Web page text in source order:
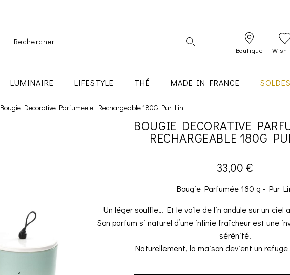
Boutique
LUMINAIRE LIFESTYLE THÉ MADE IN FRANCE SOLDES
Bougie Decorative Parfumee et Rechargeable 180G Pur Lin
BOUGIE DECORATIVE
RECHARGEABLE 180G
33,00 €
Bougie Parfumée 180 g - Pur
Un léger souffle… Et le voile de lin ondule sur un ciel
Son parfum si naturel d’une infinie fraîcheur est une
sérénité.
Naturellement, la maison devient un